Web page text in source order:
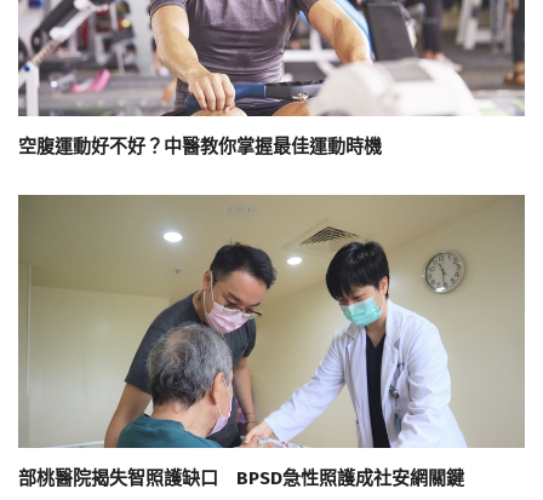
空腹運動好不好？中醫教你掌握最佳運動時機
部桃醫院揭失智照護缺口 BPSD急性照護成社安網關鍵